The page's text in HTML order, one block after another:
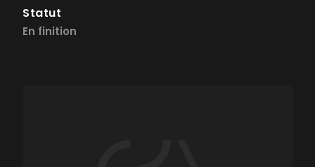
Statut
En finition